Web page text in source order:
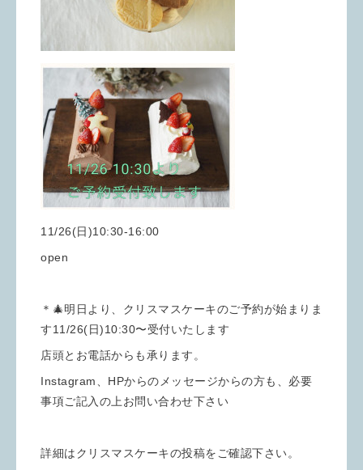
11/26(日)10:30-16:00
open
＊🎄明日より、クリスマスケーキのご予約が始まりま
す11/26(日)10:30〜受付いたします
店頭とお電話からも承ります。
Instagram、HPからのメッセージからの方も、必要
事項ご記入の上お問い合わせ下さい
詳細はクリスマスケーキの投稿をご確認下さい。